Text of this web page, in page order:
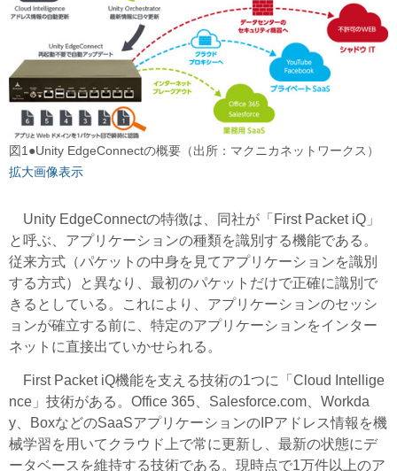
図1●Unity EdgeConnectの概要（出所：マクニカネットワークス）
拡大画像表示
Unity EdgeConnectの特徴は、同社が「First Packet iQ」
と呼ぶ、アプリケーションの種類を識別する機能である。
従来方式（パケットの中身を見てアプリケーションを識別
する方式）と異なり、最初のパケットだけで正確に識別で
きるとしている。これにより、アプリケーションのセッシ
ョンが確立する前に、特定のアプリケーションをインター
ネットに直接出ていかせられる。
First Packet iQ機能を支える技術の1つに「Cloud Intellige
nce」技術がある。Office 365、Salesforce.com、Workda
y、BoxなどのSaaSアプリケーションのIPアドレス情報を機
械学習を用いてクラウド上で常に更新し、最新の状態にデ
ータベースを維持する技術である。現時点で1万件以上のア